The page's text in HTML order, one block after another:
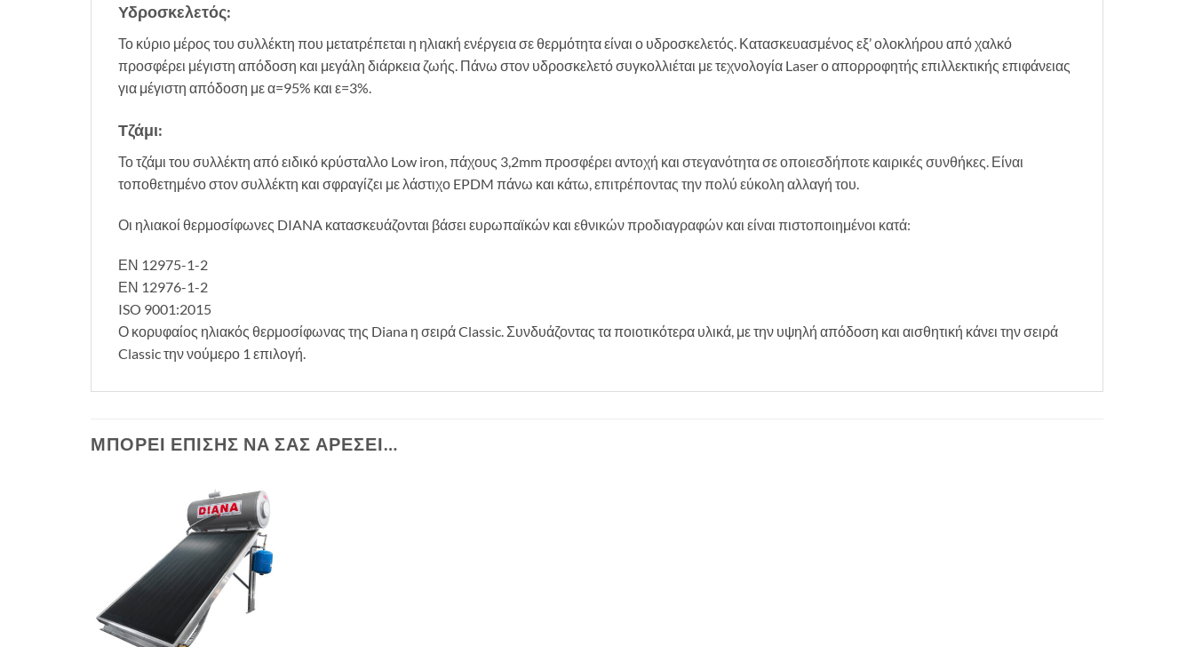
Υδροσκελετός:
Το κύριο μέρος του συλλέκτη που μετατρέπεται η ηλιακή ενέργεια σε θερμότητα είναι ο υδροσκελετός. Κατασκευασμένος εξ’ ολοκλήρου από χαλκό
προσφέρει μέγιστη απόδοση και μεγάλη διάρκεια ζωής. Πάνω στον υδροσκελετό συγκολλιέται με τεχνολογία Laser ο απορροφητής επιλλεκτικής επιφάνειας
για μέγιστη απόδοση με α=95% και ε=3%.
Τζάμι:
Το τζάμι του συλλέκτη από ειδικό κρύσταλλο Low iron, πάχους 3,2mm προσφέρει αντοχή και στεγανότητα σε οποιεσδήποτε καιρικές συνθήκες. Είναι
τοποθετημένο στον συλλέκτη και σφραγίζει με λάστιχο EPDM πάνω και κάτω, επιτρέποντας την πολύ εύκολη αλλαγή του.
Οι ηλιακοί θερμοσίφωνες DIANA κατασκευάζονται βάσει ευρωπαϊκών και εθνικών προδιαγραφών και είναι πιστοποιημένοι κατά:
ΕΝ 12975-1-2
ΕΝ 12976-1-2
ISO 9001:2015
Ο κορυφαίος ηλιακός θερμοσίφωνας της Diana η σειρά Classic. Συνδυάζοντας τα ποιοτικότερα υλικά, με την υψηλή απόδοση και αισθητική κάνει την σειρά
Classic την νούμερο 1 επιλογή.
ΜΠΟΡΕΊ ΕΠΊΣΗΣ ΝΑ ΣΑΣ ΑΡΈΣΕΙ…